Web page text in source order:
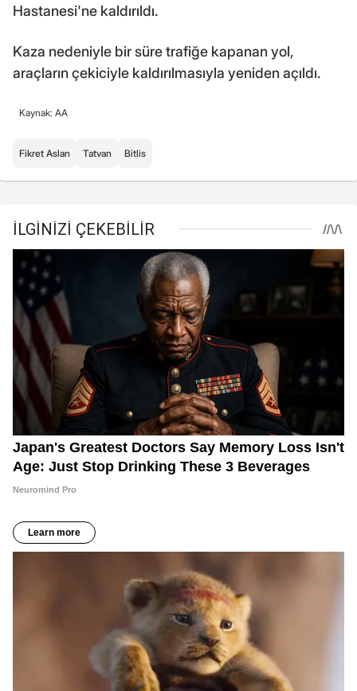
Hastanesi'ne kaldırıldı.
Kaza nedeniyle bir süre trafiğe kapanan yol,
araçların çekiciyle kaldırılmasıyla yeniden açıldı.
Kaynak: AA
Fikret Aslan Tatvan Bitlis